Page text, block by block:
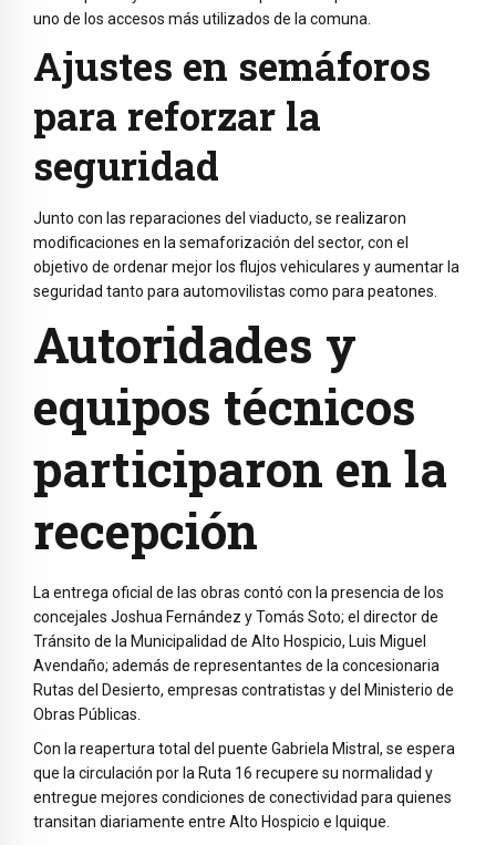
uno de los accesos más utilizados de la comuna.
Ajustes en semáforos
para reforzar la
seguridad
Junto con las reparaciones del viaducto, se realizaron
modificaciones en la semaforización del sector, con el
objetivo de ordenar mejor los flujos vehiculares y aumentar la
seguridad tanto para automovilistas como para peatones.
Autoridades y
equipos técnicos
participaron en la
recepción
La entrega oficial de las obras contó con la presencia de los
concejales Joshua Fernández y Tomás Soto; el director de
Tránsito de la Municipalidad de Alto Hospicio, Luis Miguel
Avendaño; además de representantes de la concesionaria
Rutas del Desierto, empresas contratistas y del Ministerio de
Obras Públicas.
Con la reapertura total del puente Gabriela Mistral, se espera
que la circulación por la Ruta 16 recupere su normalidad y
entregue mejores condiciones de conectividad para quienes
transitan diariamente entre Alto Hospicio e Iquique.